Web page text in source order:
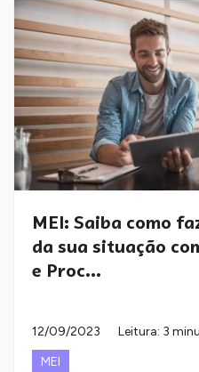
MEI: Saiba como
da sua situação
e Proc...
12/09/2023
Leitura: 3
MEI